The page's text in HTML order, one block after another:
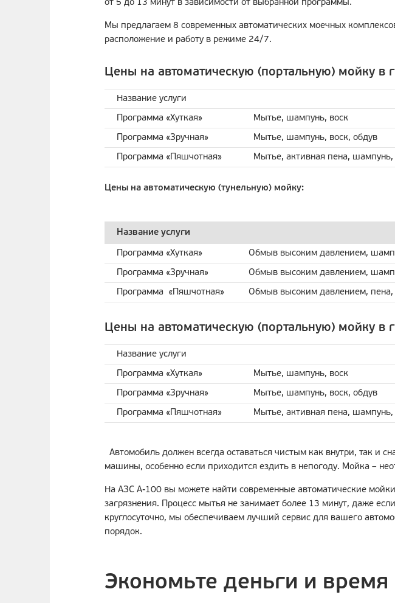
от 5 до 13 минут в зависимости от выбранной программы.
Мы предлагаем 8 современных автоматических моечных
расположение и работу в режиме 24/7.
Цены на автоматическую (портальную) мойку в
Название услуги
Программа «Хуткая» Мытье, шампунь, воск
Программа «Зручная» Мытье, шампунь, воск, обдув
Программа «Пяшчотная» Мытье, активная пена, шампунь,
Цены на автоматическую (тунельную) мойку:
Название услуги
Программа «Хуткая» Обмыв высоким давлением,
Программа «Зручная» Обмыв высоким давлением,
Программа «Пяшчотная» Обмыв высоким давлением,
Цены на автоматическую (портальную) мойку в
Название услуги
Программа «Хуткая» Мытье, шампунь, воск
Программа «Зручная» Мытье, шампунь, воск, обдув
Программа «Пяшчотная» Мытье, активная пена, шампунь,
Автомобиль должен всегда оставаться чистым как внутри, так и
машины, особенно если приходится ездить в непогоду. Мойка –
На АЗС А-100 вы можете найти современные автоматические
загрязнения. Процесс мытья не занимает более 13 минут, даже
круглосуточно, мы обеспечиваем лучший сервис для вашего
порядок.
Экономьте деньги и время